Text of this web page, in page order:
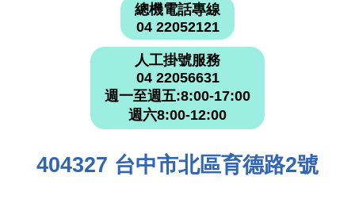
總機電話專線
04 22052121
人工掛號服務
04 22056631
週一至週五:8:00-17:00
週六8:00-12:00
404327 台中市北區育德路2號